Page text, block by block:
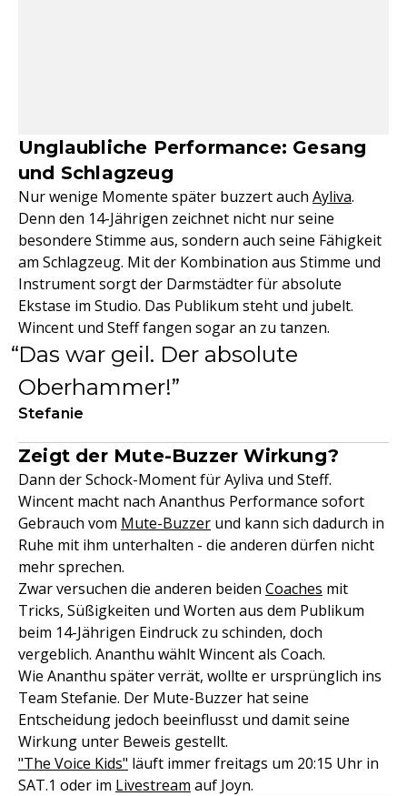
Unglaubliche Performance: Gesang
und Schlagzeug
Nur wenige Momente später buzzert auch Ayliva.
Denn den 14-Jährigen zeichnet nicht nur seine
besondere Stimme aus, sondern auch seine Fähigkeit
am Schlagzeug. Mit der Kombination aus Stimme und
Instrument sorgt der Darmstädter für absolute
Ekstase im Studio. Das Publikum steht und jubelt.
Wincent und Steff fangen sogar an zu tanzen.
Das war geil. Der absolute
Oberhammer!
Stefanie
Zeigt der Mute-Buzzer Wirkung?
Dann der Schock-Moment für Ayliva und Steff.
Wincent macht nach Ananthus Performance sofort
Gebrauch vom Mute-Buzzer und kann sich dadurch in
Ruhe mit ihm unterhalten - die anderen dürfen nicht
mehr sprechen.
Zwar versuchen die anderen beiden Coaches mit
Tricks, Süßigkeiten und Worten aus dem Publikum
beim 14-Jährigen Eindruck zu schinden, doch
vergeblich. Ananthu wählt Wincent als Coach.
Wie Ananthu später verrät, wollte er ursprünglich ins
Team Stefanie. Der Mute-Buzzer hat seine
Entscheidung jedoch beeinflusst und damit seine
Wirkung unter Beweis gestellt.
"The Voice Kids" läuft immer freitags um 20:15 Uhr in
SAT.1 oder im Livestream auf Joyn.